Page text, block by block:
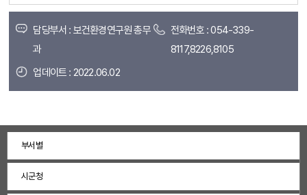
담당부서 : 보건환경연구원 총무
과
전화번호 : 054-339-
8117,8226,8105
업데이트 : 2022.06.02
부서별
시군청